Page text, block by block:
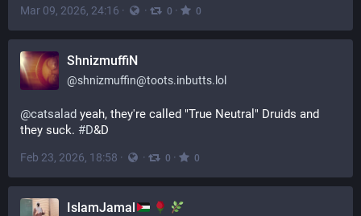
Mar 09, 2026, 24:16 · · 0 · 0
ShnizmuffiN
@shnizmuffin@toots.inbutts.lol
@catsalad yeah, they're called "True Neutral" Druids and
they suck. #D&D
Feb 23, 2026, 18:58 · · 0 · 0
IslamJamal